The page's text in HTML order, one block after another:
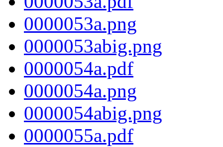
0000053a.png
0000053abig.png
0000054a.pdf
0000054a.png
0000054abig.png
0000055a.pdf